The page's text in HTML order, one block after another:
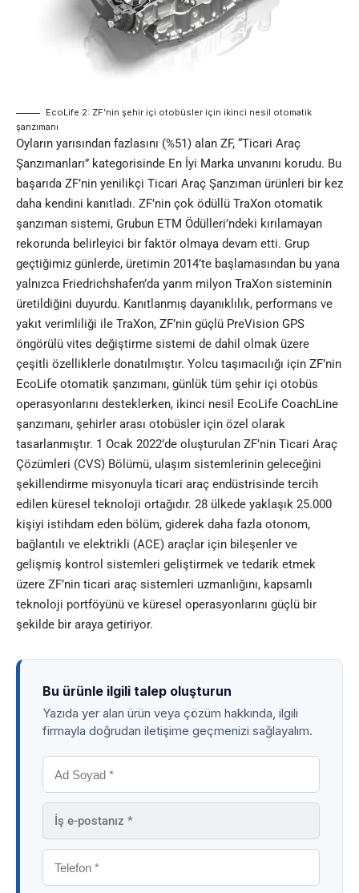
EcoLife 2: ZF’nin şehir içi otobüsler için ikinci nesil otomatik
şanzımanı
Oyların yarısından fazlasını (%51) alan ZF, “Ticari Araç
Şanzımanları” kategorisinde En İyi Marka unvanını korudu. Bu
başarıda ZF’nin yenilikçi Ticari Araç Şanzıman ürünleri bir kez
daha kendini kanıtladı. ZF’nin çok ödüllü TraXon otomatik
şanzıman sistemi, Grubun ETM Ödülleri’ndeki kırılamayan
rekorunda belirleyici bir faktör olmaya devam etti. Grup
geçtiğimiz günlerde, üretimin 2014’te başlamasından bu yana
yalnızca Friedrichshafen’da yarım milyon TraXon sisteminin
üretildiğini duyurdu. Kanıtlanmış dayanıklılık, performans ve
yakıt verimliliği ile TraXon, ZF’nin güçlü PreVision GPS
öngörülü vites değiştirme sistemi de dahil olmak üzere
çeşitli özelliklerle donatılmıştır. Yolcu taşımacılığı için ZF’nin
EcoLife otomatik şanzımanı, günlük tüm şehir içi otobüs
operasyonlarını desteklerken, ikinci nesil EcoLife CoachLine
şanzımanı, şehirler arası otobüsler için özel olarak
tasarlanmıştır. 1 Ocak 2022’de oluşturulan ZF’nin Ticari Araç
Çözümleri (CVS) Bölümü, ulaşım sistemlerinin geleceğini
şekillendirme misyonuyla ticari araç endüstrisinde tercih
edilen küresel teknoloji ortağıdır. 28 ülkede yaklaşık 25.000
kişiyi istihdam eden bölüm, giderek daha fazla otonom,
bağlantılı ve elektrikli (ACE) araçlar için bileşenler ve
gelişmiş kontrol sistemleri geliştirmek ve tedarik etmek
üzere ZF’nin ticari araç sistemleri uzmanlığını, kapsamlı
teknoloji portföyünü ve küresel operasyonlarını güçlü bir
şekilde bir araya getiriyor.
Bu ürünle ilgili talep oluşturun
Yazıda yer alan ürün veya çözüm hakkında, ilgili
firmayla doğrudan iletişime geçmenizi sağlayalım.